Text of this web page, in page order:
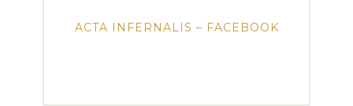
ACTA INFERNALIS – FACEBOOK